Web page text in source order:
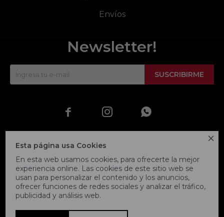

Esta página usa Cookies
En esta web usamos cookies, para ofrecerte la mejor
experiencia online. Las cookies de este sitio web se
usan para personalizar el contenido y los anuncios,
ofrecer funciones de redes sociales y analizar el tráfico,
publicidad y análisis web.
Envíos
Newsletter!
SUSCRIBIRME
  